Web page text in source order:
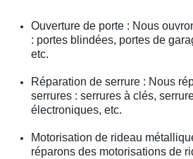
Ouverture de porte : Nous
: portes blindées, portes de
etc.
Réparation de serrure : Nous
serrures : serrures à clés,
électroniques, etc.
Motorisation de rideau
réparons des motorisations de